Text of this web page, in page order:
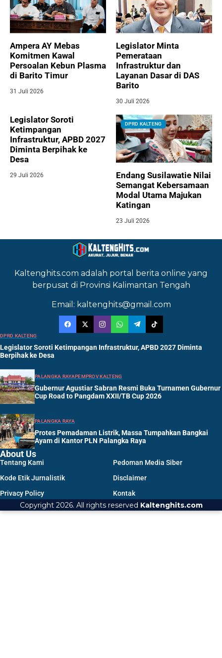
Ampera AY Mebas
Komitmen Kawal
Persoalan Kebun Plasma
di Barito Timur
31 Juli 2026
Legislator Minta
Pemerataan
Infrastruktur dan
Layanan Dasar di DAS
Barito
30 Juli 2026
Legislator Soroti
Ketimpangan
Infrastruktur, APBD 2027
Diminta Berpihak ke
Desa
29 Juli 2026
DPRD KALTENG
Endang Susilawatie Nilai
Semangat Kebersamaan
Modal Utama Majukan
Katingan
23 Juli 2026
Kaltenghits.com adalah portal berita online yang
berpusat di Provinsi Kalimantan Tengah
Email: kaltenghits@gmail.com
DPRD KALTENG
Legislator Soroti Ketimpangan Infrastruktur, APBD 2027 Diminta
Berpihak ke Desa
PALANGKA RAYAPEMPROV KALTENG
Gubernur Agustiar Sabran Resmi Buka Turnamen Gubernur
Cup Road to Pangdam XXII/TB Cup 2026
PALANGKA RAYA
Protes Pemadaman Listrik, Massa Tumpahkan Bangkai
Ayam di Kantor PLN Palangka Raya
About Us
Tentang Kami
Pedoman Media Siber
Kode Etik Jurnalistik
Disclaimer
Privacy Policy
Kontak
Copyright 2026. All rights reserved Kaltenghits.com